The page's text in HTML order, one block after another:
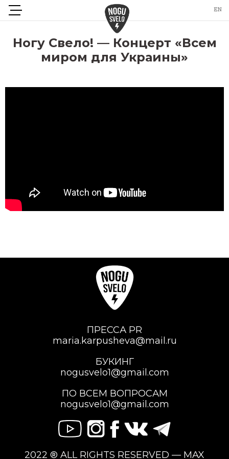
Ногу Свело! — Концерт «Всем
миром для Украины»
ПРЕССА PR
maria.karpusheva@mail.ru
БУКИНГ
nogusvelo1@gmail.com
ПО ВСЕМ ВОПРОСАМ
nogusvelo1@gmail.com
2022 ® ALL RIGHTS RESERVED — MAX